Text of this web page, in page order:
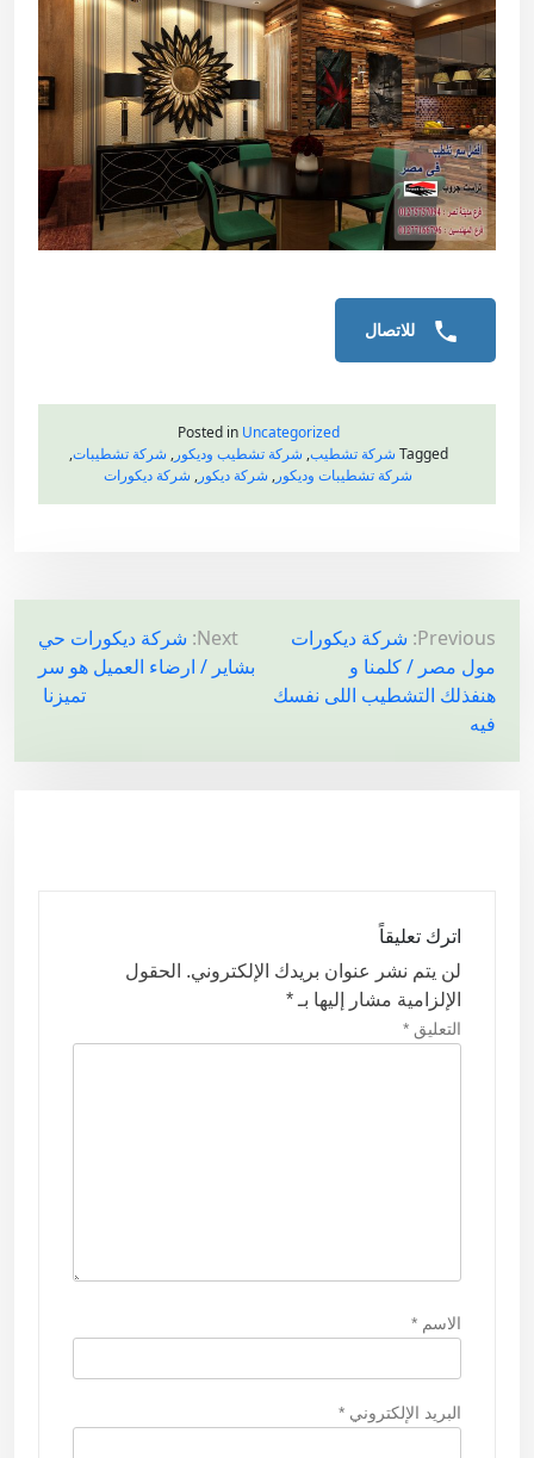
للاتصال
Posted in Uncategorized
Tagged شركة تشطيب, شركة تشطيب وديكور, شركة تشطيبات,
شركة تشطيبات وديكور, شركة ديكور, شركة ديكورات
ت
ص
فّ
ح
Previous: شركة ديكورات
مول مصر / كلمنا و
هنفذلك التشطيب اللى نفسك
فيه
Next: شركة ديكورات حي
بشاير / ارضاء العميل هو سر
تميزنا
اترك تعليقاً
لن يتم نشر عنوان بريدك الإلكتروني. الحقول
الإلزامية مشار إليها بـ *
التعليق *
الاسم *
البريد الإلكتروني *